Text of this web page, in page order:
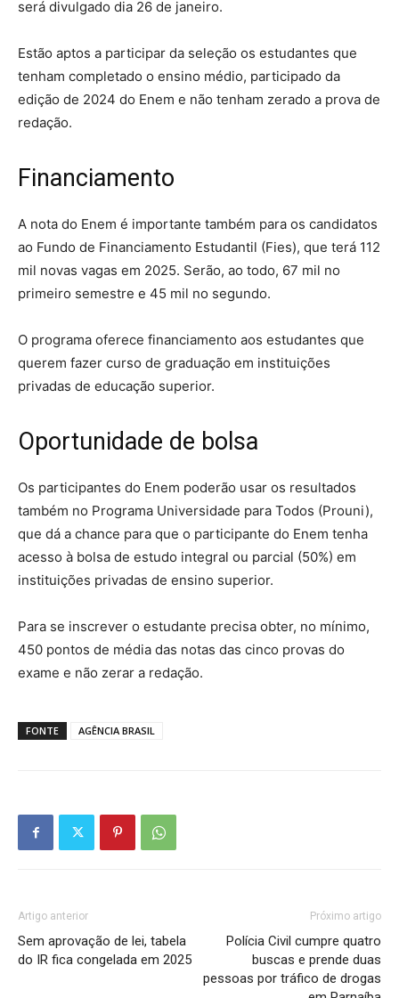
será divulgado dia 26 de janeiro.
Estão aptos a participar da seleção os estudantes que
tenham completado o ensino médio, participado da
edição de 2024 do Enem e não tenham zerado a prova de
redação.
Financiamento
A nota do Enem é importante também para os candidatos
ao Fundo de Financiamento Estudantil (Fies), que terá 112
mil novas vagas em 2025. Serão, ao todo, 67 mil no
primeiro semestre e 45 mil no segundo.
O programa oferece financiamento aos estudantes que
querem fazer curso de graduação em instituições
privadas de educação superior.
Oportunidade de bolsa
Os participantes do Enem poderão usar os resultados
também no Programa Universidade para Todos (Prouni),
que dá a chance para que o participante do Enem tenha
acesso à bolsa de estudo integral ou parcial (50%) em
instituições privadas de ensino superior.
Para se inscrever o estudante precisa obter, no mínimo,
450 pontos de média das notas das cinco provas do
exame e não zerar a redação.
FONTE AGÊNCIA BRASIL
Artigo anterior
Sem aprovação de lei, tabela
do IR fica congelada em 2025
Próximo artigo
Polícia Civil cumpre quatro
buscas e prende duas
pessoas por tráfico de drogas